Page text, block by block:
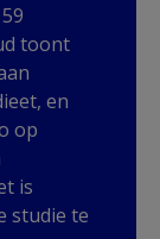
toont
en
op
is
studie te